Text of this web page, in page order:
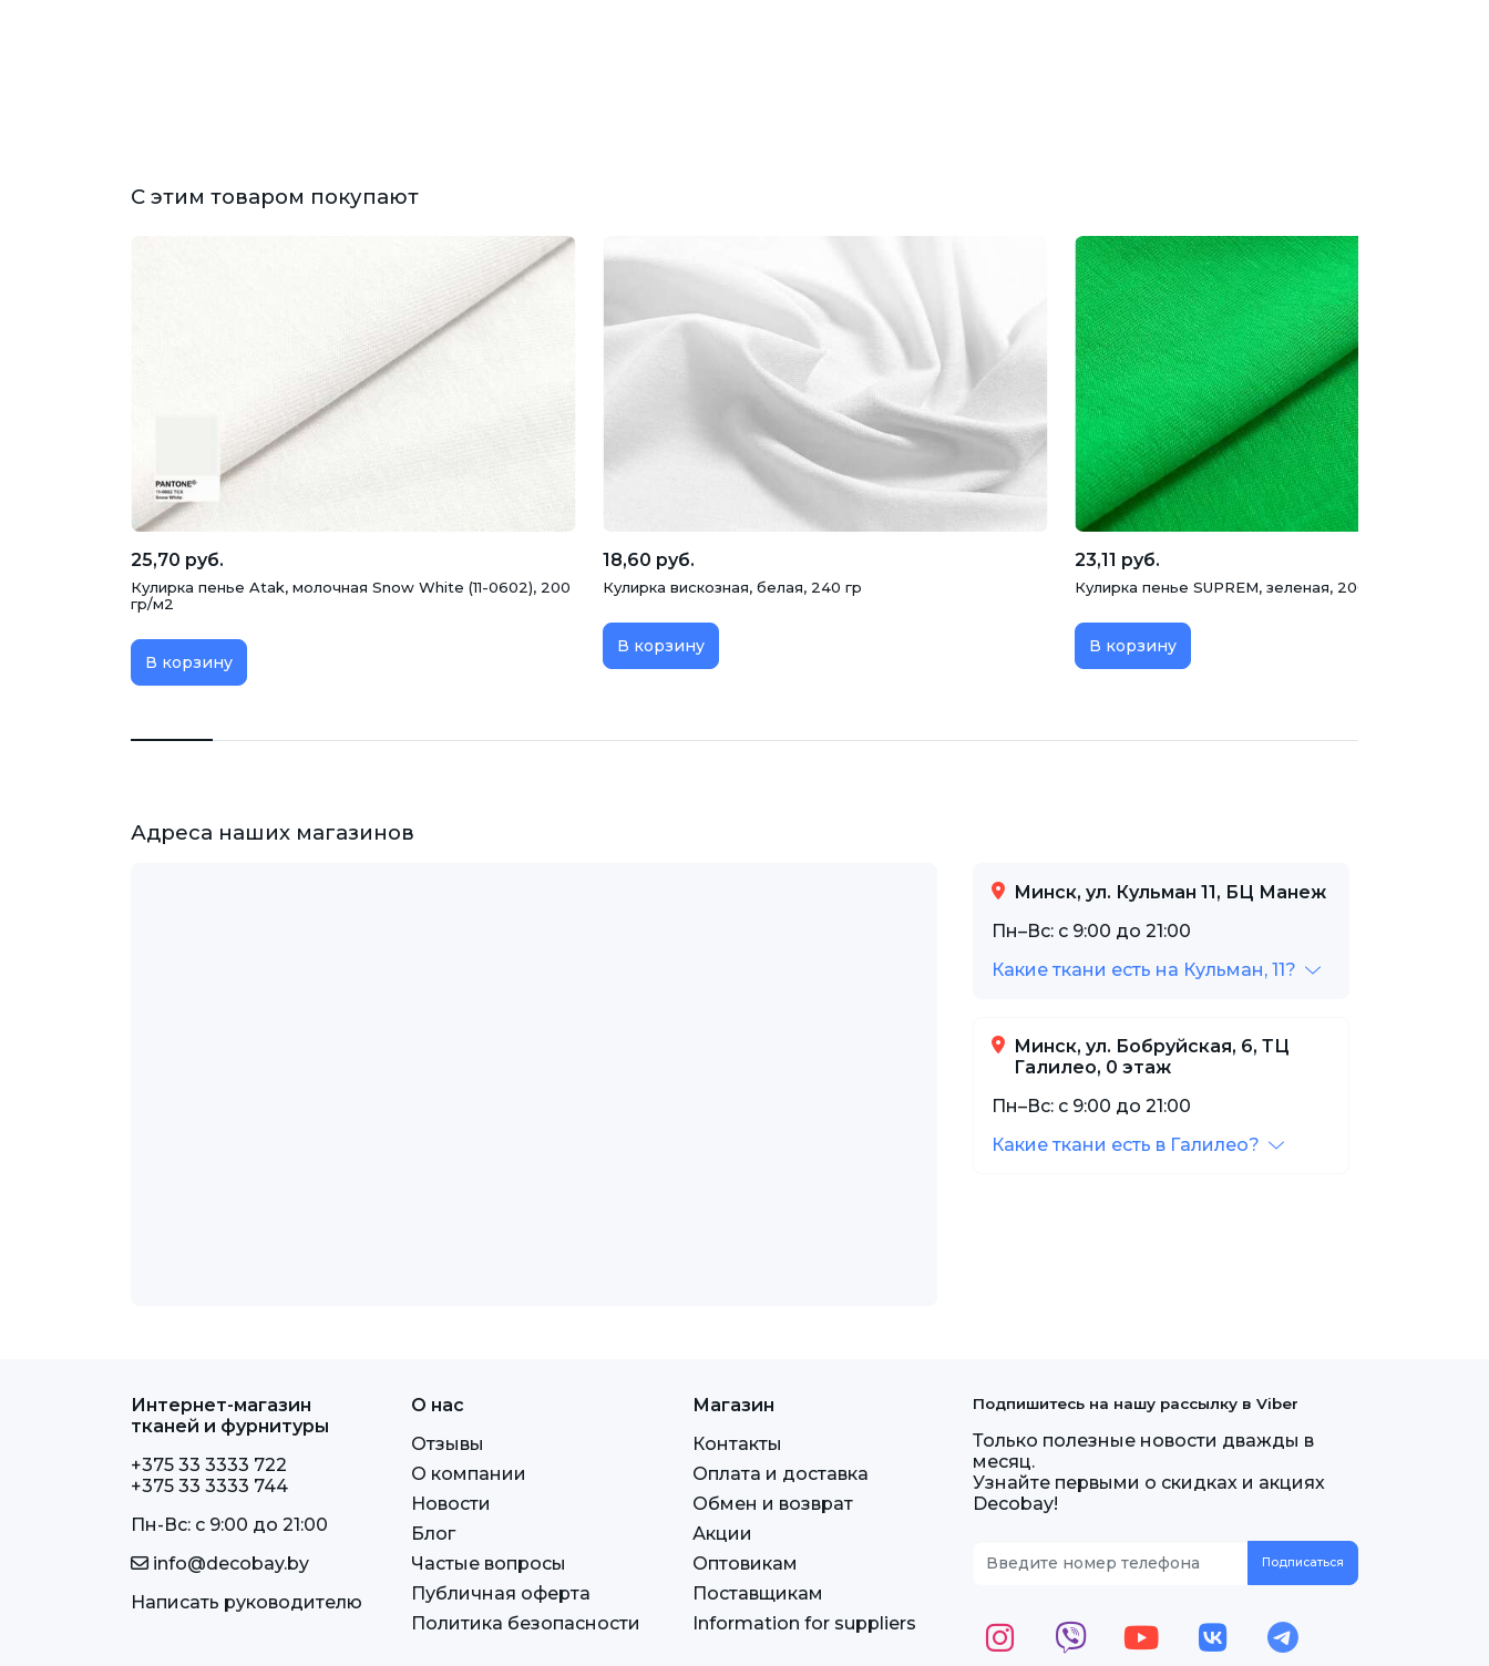
С этим товаром покупают
25,70 руб.
Кулирка пенье Atak, молочная Snow White (11-0602), 200
гр/м2
В корзину
18,60 руб.
Кулирка вискозная, белая, 240 гр
В корзину
23,11 руб.
Кулирка пенье SUPREM, зеленая, 200 гр, 190 см
В корзину
Адреса наших магазинов
Минск, ул. Кульман 11, БЦ Манеж
Пн–Вс: с 9:00 до 21:00
Какие ткани есть на Кульман, 11?
Минск, ул. Бобруйская, 6, ТЦ
Галилео, 0 этаж
Пн–Вс: с 9:00 до 21:00
Какие ткани есть в Галилео?
Интернет-магазин
тканей и фурнитуры
+375 33 3333 722
+375 33 3333 744
Пн-Вс: c 9:00 до 21:00
info@decobay.by
Написать руководителю
О нас
Отзывы
О компании
Новости
Блог
Частые вопросы
Публичная оферта
Политика безопасности
Магазин
Контакты
Оплата и доставка
Обмен и возврат
Акции
Оптовикам
Поставщикам
Information for suppliers
Подпишитесь на нашу рассылку в Viber
Только полезные новости дважды в
месяц.
Узнайте первыми о скидках и акциях
Decobay!